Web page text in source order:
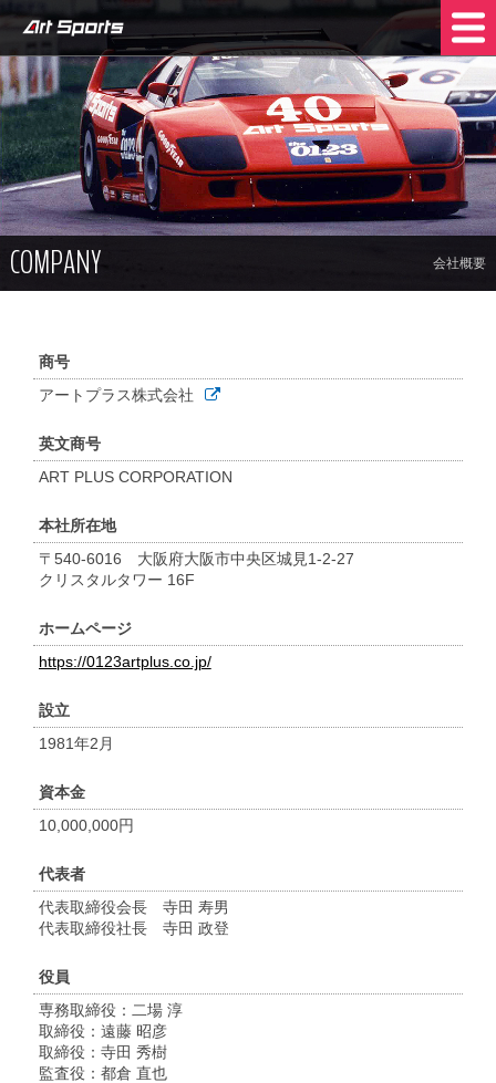
NEWS
STOCK CARS
TRADE IN
SHOP INFO
COMPANY
COMPANY 会社概要
商号
アートプラス株式会社
英文商号
ART PLUS CORPORATION
本社所在地
〒540-6016 大阪府大阪市中央区城見1-2-27
クリスタルタワー 16F
ホームページ
https://0123artplus.co.jp/
設立
1981年2月
資本金
10,000,000円
代表者
代表取締役会長 寺田 寿男
代表取締役社長 寺田 政登
役員
専務取締役：二場 淳
取締役：遠藤 昭彦
取締役：寺田 秀樹
監査役：都倉 直也